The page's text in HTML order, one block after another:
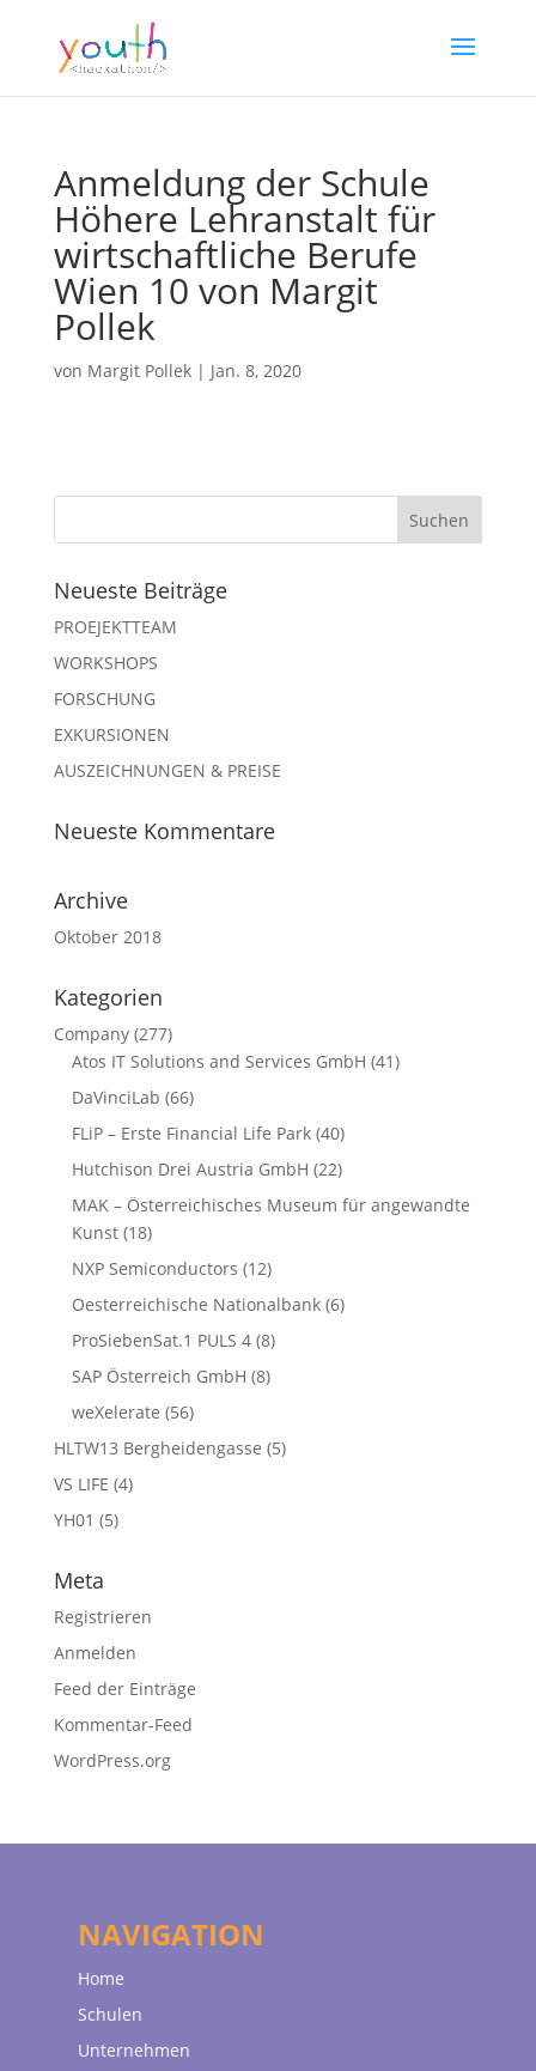
Anmeldung der Schule
Höhere Lehranstalt für
wirtschaftliche Berufe
Wien 10 von Margit
Pollek
von Margit Pollek| Jan. 8, 2020
Neueste Beiträge
PROEJEKTTEAM
WORKSHOPS
FORSCHUNG
EXKURSIONEN
AUSZEICHNUNGEN & PREISE
Neueste Kommentare
Archive
Oktober 2018
Kategorien
Company(277)
Atos IT Solutions and Services GmbH (41)
DaVinciLab (66)
FLiP – Erste Financial Life Park(40)
Hutchison Drei Austria GmbH (22)
MAK – Österreichisches Museum für angewandte
Kunst(18)
NXP Semiconductors (12)
Oesterreichische Nationalbank(6)
ProSiebenSat.1 PULS 4(8)
SAP Österreich GmbH (8)
weXelerate (56)
HLTW13 Bergheidengasse (5)
VS LIFE (4)
YH01 (5)
Meta
Registrieren
Anmelden
Feed der Einträge
Kommentar-Feed
WordPress.org
NAVIGATION
Home
Schulen
Unternehmen